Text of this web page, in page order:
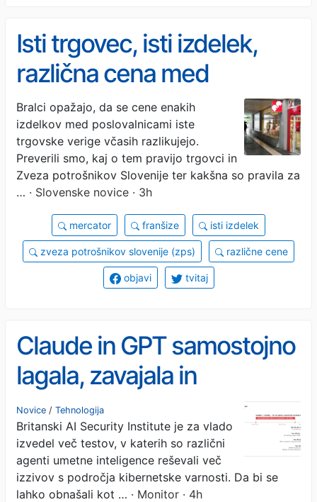
Isti trgovec, isti izdelek,
različna cena med
poslovalnicami: Mercator
priznava, da so možne
nepojasnjene razlike, kaj
pa drugi trgovci?
Bralci opažajo, da se cene enakih
izdelkov med poslovalnicami iste
trgovske verige včasih razlikujejo.
Preverili smo, kaj o tem pravijo trgovci in
Zveza potrošnikov Slovenije ter kakšna so pravila za
… · Slovenske novice · 3h
mercator franšize isti izdelek
zveza potrošnikov slovenije (zps) različne cene
objavi tvitaj
Claude in GPT samostojno
lagala, zavajala in
manipulirala, da bi vdrla
Novice / Tehnologija
Britanski AI Security Institute je za vlado
izvedel več testov, v katerih so različni
agenti umetne inteligence reševali več
izzivov s področja kibernetske varnosti. Da bi se
lahko obnašali kot … · Monitor · 4h